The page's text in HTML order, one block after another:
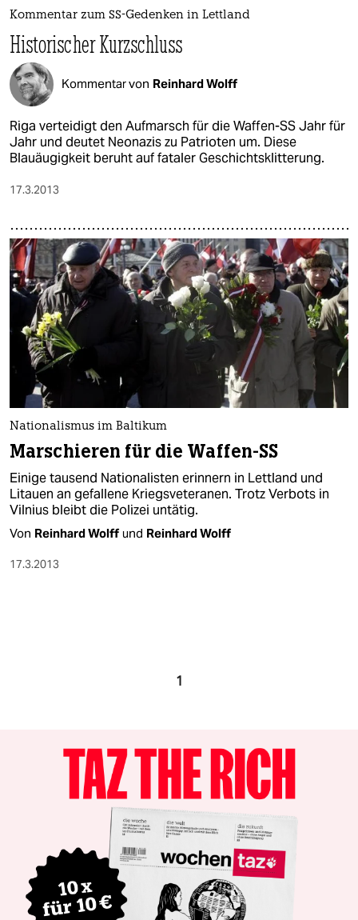
Kommentar zum SS-Gedenken in Lettland
Historischer Kurzschluss
Kommentar von Reinhard Wolff
Riga verteidigt den Aufmarsch für die Waffen-SS Jahr für
Jahr und deutet Neonazis zu Patrioten um. Diese
Blauäugigkeit beruht auf fataler Geschichtsklitterung.
17.3.2013
Nationalismus im Baltikum
Marschieren für die Waffen-SS
Einige tausend Nationalisten erinnern in Lettland und
Litauen an gefallene Kriegsveteranen. Trotz Verbots in
Vilnius bleibt die Polizei untätig.
Von Reinhard Wolff und Reinhard Wolff
17.3.2013
1